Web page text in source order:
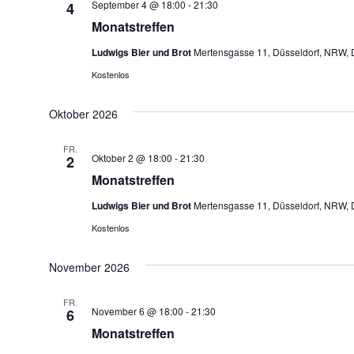
4
Monatstreffen
September 4 @ 18:00 -21:30
Ludwigs Bier und BrotMertensgasse 11, Düsseldorf, NRW,
Kostenlos
Oktober 2026
FR.
2
Monatstreffen
Oktober 2 @ 18:00 -21:30
Ludwigs Bier und BrotMertensgasse 11, Düsseldorf, NRW,
Kostenlos
November 2026
FR.
6
Monatstreffen
November 6 @ 18:00 -21:30